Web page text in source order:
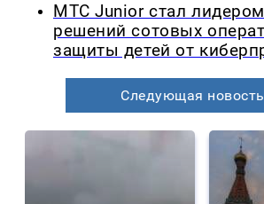
МТС Junior стал
решений сотовых
защиты детей от
Следующая новость